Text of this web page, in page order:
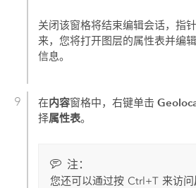
关闭该窗格将结束编辑会话，指
来，您将打开图层的属性表并编
信息。
在内容窗格中，右键单击
择属性表。
注：
您还可以通过按 Ctrl+T 来访问